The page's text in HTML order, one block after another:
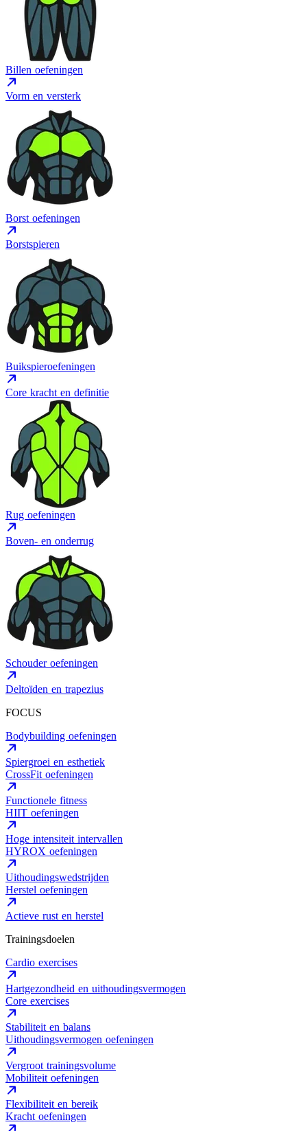
Billen oefeningen
Vorm en versterk
Borst oefeningen
Borstspieren
Buikspieroefeningen
Core kracht en definitie
Rug oefeningen
Boven- en onderrug
Schouder oefeningen
Deltoïden en trapezius
FOCUS
Bodybuilding oefeningen
Spiergroei en esthetiek
CrossFit oefeningen
Functionele fitness
HIIT oefeningen
Hoge intensiteit intervallen
HYROX oefeningen
Uithoudingswedstrijden
Herstel oefeningen
Actieve rust en herstel
Trainingsdoelen
Cardio exercises
Hartgezondheid en uithoudingsvermogen
Core exercises
Stabiliteit en balans
Uithoudingsvermogen oefeningen
Vergroot trainingsvolume
Mobiliteit oefeningen
Flexibiliteit en bereik
Kracht oefeningen